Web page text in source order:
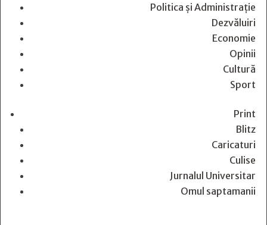
Politica și Administrație
Dezvăluiri
Economie
Opinii
Cultură
Sport
Print
Blitz
Caricaturi
Culise
Jurnalul Universitar
Omul saptamanii